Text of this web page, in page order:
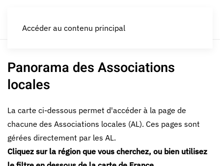
Accéder au contenu principal
Panorama des Associations
locales
La carte ci-dessous permet d'accéder à la page de
chacune des Associations locales (AL). Ces pages sont
gérées directement par les AL.
Cliquez sur la région que vous cherchez, ou bien utilisez